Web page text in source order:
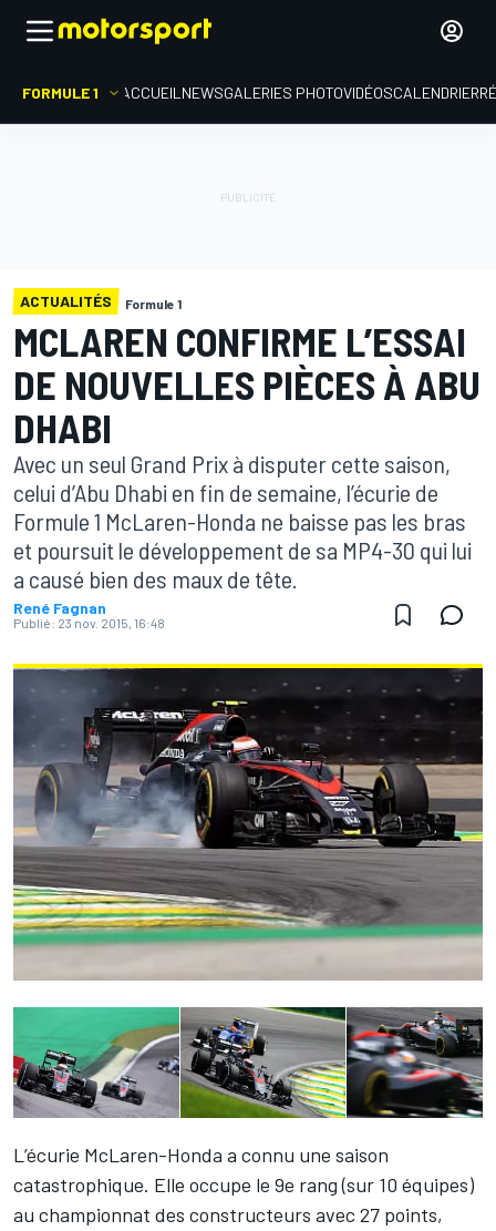
FORMULE 1 ACCUEIL NEWSGALERIES PHOTOVIDÉOSCALENDRIER
ACTUALITÉS Formule 1
MCLAREN CONFIRME L’ESSAI
DE NOUVELLES PIÈCES À ABU
DHABI
Avec un seul Grand Prix à disputer cette saison,
celui d’Abu Dhabi en fin de semaine, l’écurie de
Formule 1 McLaren-Honda ne baisse pas les bras
et poursuit le développement de sa MP4-30 qui lui
a causé bien des maux de tête.
René Fagnan
Publié: 23 nov. 2015, 16:48
L’écurie McLaren-Honda a connu une saison
catastrophique. Elle occupe le 9e rang (sur 10 équipes)
au championnat des constructeurs avec 27 points,